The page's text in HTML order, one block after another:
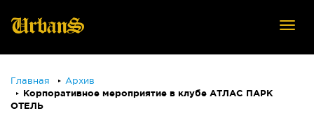
Главная
Архив
Корпоративное мероприятие в клубе АТЛАС ПАРК
ОТЕЛЬ